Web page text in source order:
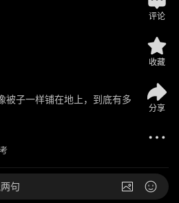
被子一样铺在地上，到底有多
评论
收藏
分享
句